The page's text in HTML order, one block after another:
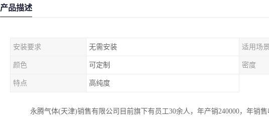
产品描述
安装要求 无需安装 适用场景
颜色 可定制 密度
特点 高纯度
永腾气体(天津)销售有限公司目前旗下有员工30余人，年产销240000，年销